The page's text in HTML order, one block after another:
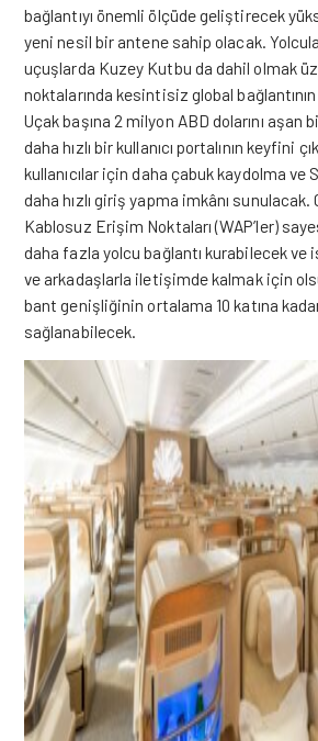
bağlantıyı önemli ölçüde geliştirecek
yeni nesil bir antene sahip olacak.
uçuşlarda Kuzey Kutbu da dahil olmak
noktalarında kesintisiz global
Uçak başına 2 milyon ABD dolarını aşan
daha hızlı bir kullanıcı portalının keyfini
kullanıcılar için daha çabuk kaydolma ve
daha hızlı giriş yapma imkânı
Kablosuz Erişim Noktaları (WAP’ler)
daha fazla yolcu bağlantı kurabilecek
ve arkadaşlarla iletişimde kalmak için
bant genişliğinin ortalama 10 katına
sağlanabilecek.